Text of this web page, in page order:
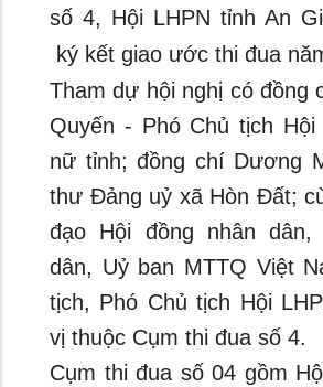
số 4, Hội LHPN tỉnh An
ký kết giao ước thi đua
Tham dự hội nghị có đồng
Quyến - Phó Chủ tịch Hội
nữ tỉnh; đồng chí Dương
thư Đảng uỷ xã Hòn Đất;
đạo Hội đồng nhân dân,
dân, Uỷ ban MTTQ Việt
tịch, Phó Chủ tịch Hội
vị thuộc Cụm thi đua số 4.
Cụm thi đua số 04 gồm